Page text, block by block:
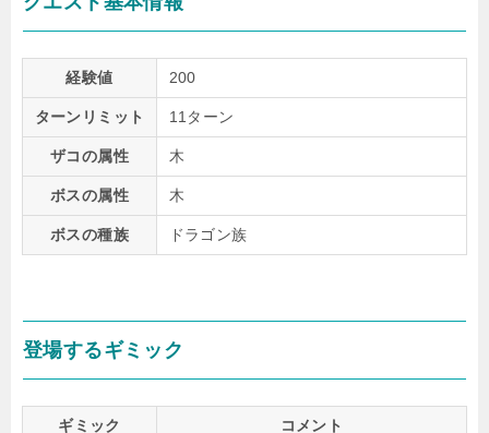
経験値 200
ターンリミット 11ターン
ザコの属性 木
ボスの属性 木
ボスの種族 ドラゴン族
登場するギミック
ギミック コメント